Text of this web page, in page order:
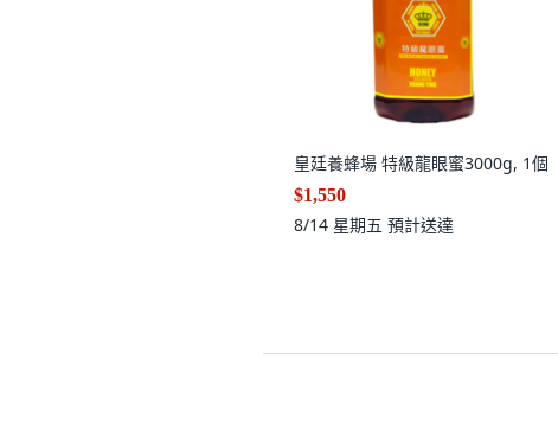
皇廷養蜂場 特級龍眼蜜3000g, 1個
$1,550
8/14 星期五 預計送達